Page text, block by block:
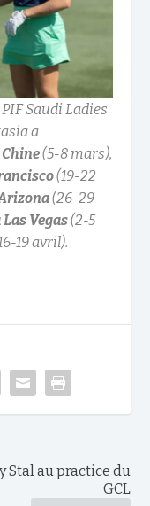
Saudi Ladies
a
Chine(5-8 mars),
(19-22
(26-29
Vegas(2-5
19 avril).
Stal au practice du
GCL